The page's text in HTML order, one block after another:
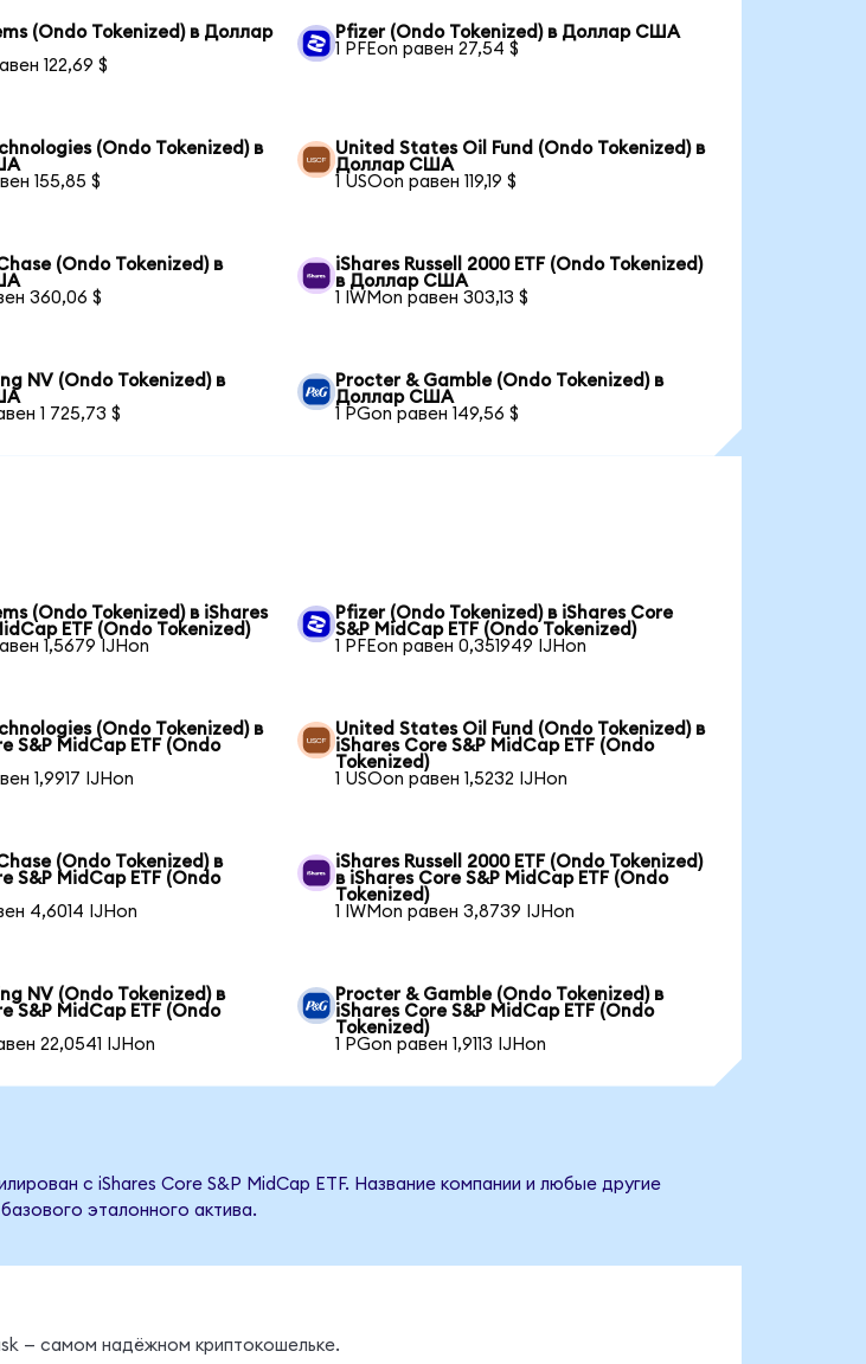
(Ondo Tokenized) в Доллар
122,69 $
Pfizer (Ondo Tokenized) в Доллар США
1 PFEon равен 27,54 $
(Ondo Tokenized) в
155,85 $
United States Oil Fund (Ondo Tokenized) в
Доллар США
1 USOon равен 119,19 $
(Ondo Tokenized) в
360,06 $
iShares Russell 2000 ETF (Ondo Tokenized)
в Доллар США
1 IWMon равен 303,13 $
NV (Ondo Tokenized) в
1 725,73 $
Procter & Gamble (Ondo Tokenized) в
Доллар США
1 PGon равен 149,56 $
(Ondo Tokenized) в iShares
ETF (Ondo Tokenized)
1,5679 IJHon
Pfizer (Ondo Tokenized) в iShares Core
S&P MidCap ETF (Ondo Tokenized)
1 PFEon равен 0,351949 IJHon
(Ondo Tokenized) в
S&P MidCap ETF (Ondo
1,9917 IJHon
United States Oil Fund (Ondo Tokenized) в
iShares Core S&P MidCap ETF (Ondo
Tokenized)
1 USOon равен 1,5232 IJHon
(Ondo Tokenized) в
S&P MidCap ETF (Ondo
4,6014 IJHon
iShares Russell 2000 ETF (Ondo Tokenized)
в iShares Core S&P MidCap ETF (Ondo
Tokenized)
1 IWMon равен 3,8739 IJHon
NV (Ondo Tokenized) в
S&P MidCap ETF (Ondo
22,0541 IJHon
Procter & Gamble (Ondo Tokenized) в
iShares Core S&P MidCap ETF (Ondo
Tokenized)
1 PGon равен 1,9113 IJHon
с iShares Core S&P MidCap ETF. Название компании и любые другие
эталонного актива.
— самом надёжном криптокошельке.